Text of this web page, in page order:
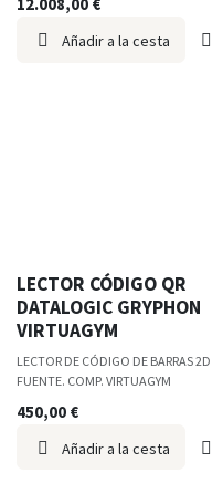
Añadir a la cesta
LECTOR CÓDIGO QR
DATALOGIC GRYPHON
VIRTUAGYM
LECTOR DE CÓDIGO DE BARRAS 2D
FUENTE. COMP. VIRTUAGYM
450,00 €
Añadir a la cesta